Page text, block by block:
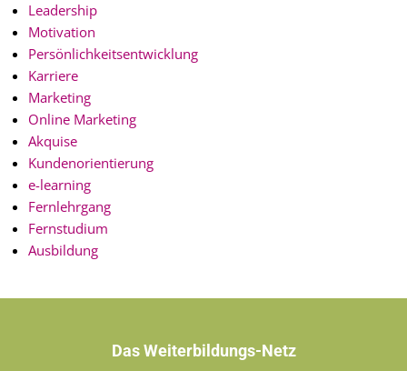
Leadership
Motivation
Persönlichkeitsentwicklung
Karriere
Marketing
Online Marketing
Akquise
Kundenorientierung
e-learning
Fernlehrgang
Fernstudium
Ausbildung
Das Weiterbildungs-Netz